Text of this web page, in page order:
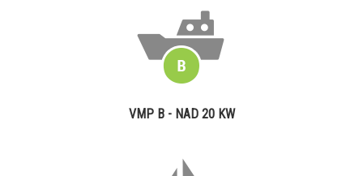
VMP B - NAD 20 KW